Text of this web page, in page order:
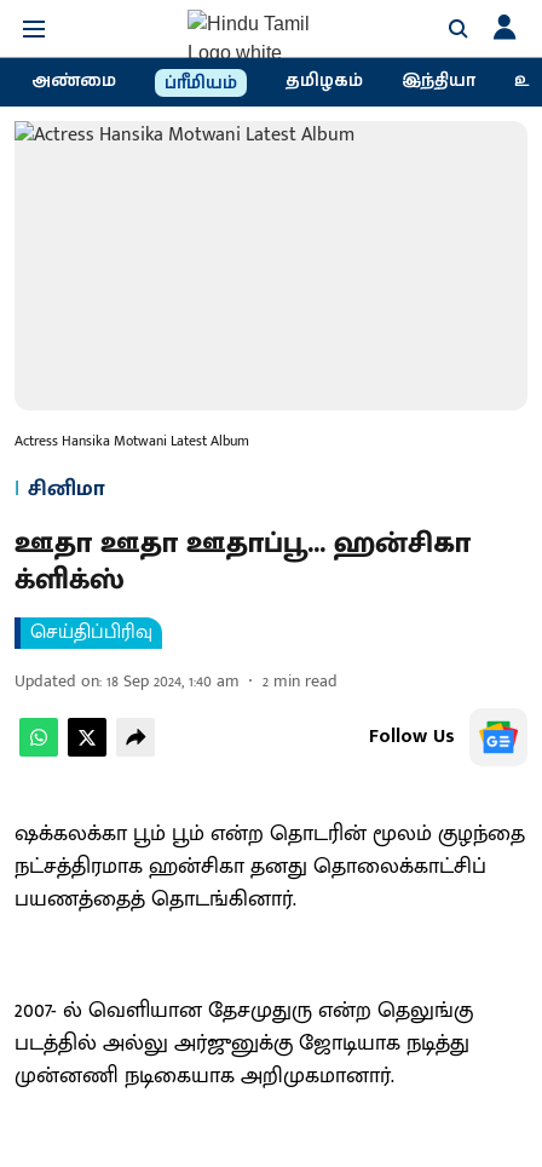
அண்மை ப்ரீமியம் தமிழகம் இந்தியா
Actress Hansika Motwani Latest Album
சினிமா
ஊதா ஊதா ஊதாப்பூ... ஹன்சிகா
க்ளிக்ஸ்
செய்திப்பிரிவு
Updated on:18 Sep 2024, 1:40 am 2 min read
Follow Us
ஷக்கலக்கா பூம் பூம் என்ற தொடரின் மூலம் குழந்தை
நட்சத்திரமாக ஹன்சிகா தனது தொலைக்காட்சிப்
பயணத்தைத் தொடங்கினார்.
2007- ல் வெளியான தேசமுதுரு என்ற தெலுங்கு
படத்தில் அல்லு அர்ஜுனுக்கு ஜோடியாக நடித்து
முன்னணி நடிகையாக அறிமுகமானார்.